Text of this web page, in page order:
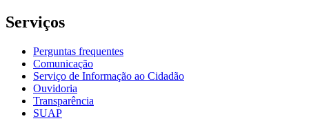
Serviços
Perguntas frequentes
Comunicação
Serviço de Informação ao Cidadão
Ouvidoria
Transparência
SUAP